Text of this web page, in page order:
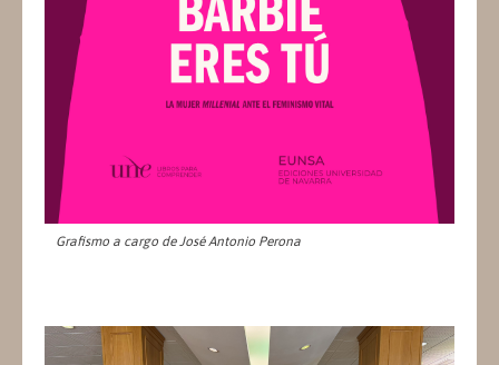
Grafismo a cargo de José Antonio Perona